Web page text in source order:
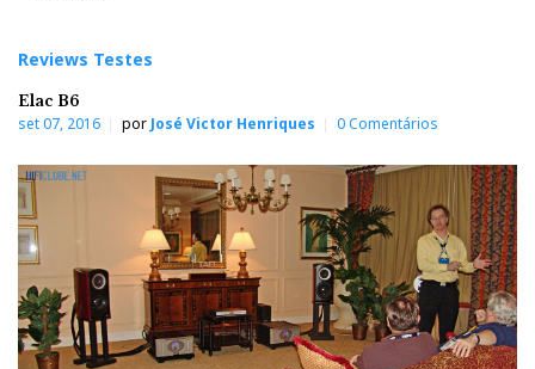
Reviews Testes
Elac B6
set 07, 2016 por José Victor Henriques 0 Comentários